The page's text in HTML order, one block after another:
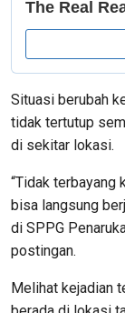
Situasi berubah
tidak tertutup
di sekitar lokasi.
“Tidak terbayang
bisa langsung
di SPPG
postingan.
Melihat kejadian